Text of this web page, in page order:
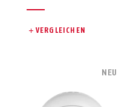
VERGLEICHEN
NEU